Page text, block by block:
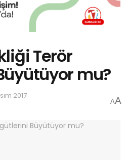
Terör
mu?
2017
AA